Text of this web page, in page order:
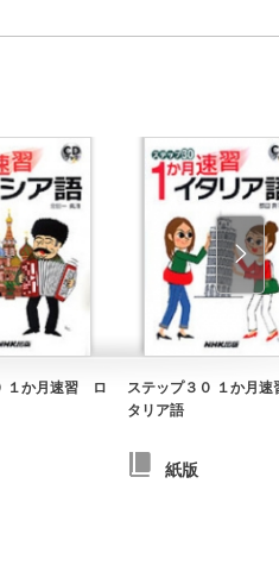
１か月速習 ロ
ステップ３０ １か月
タリア語
紙版